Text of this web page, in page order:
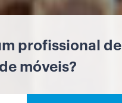
profissional de
móveis?